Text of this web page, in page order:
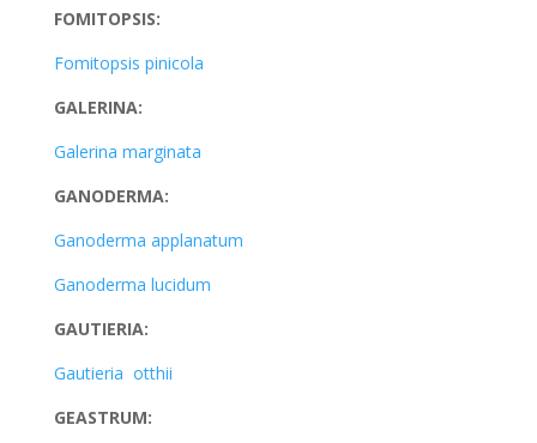
FOMITOPSIS:
Fomitopsis pinicola
GALERINA:
Galerina marginata
GANODERMA:
Ganoderma applanatum
Ganoderma lucidum
GAUTIERIA:
Gautieria otthii
GEASTRUM: